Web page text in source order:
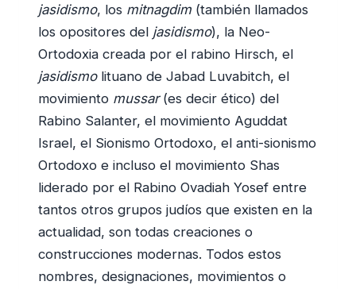
jasidismo, los mitnagdim (también llamados
los opositores del jasidismo), la Neo-
Ortodoxia creada por el rabino Hirsch, el
jasidismolituano de Jabad Luvabitch, el
movimiento mussar(es decir ético) del
Rabino Salanter, el movimiento Aguddat
Israel, el Sionismo Ortodoxo, el anti-sionismo
Ortodoxo e incluso el movimiento Shas
liderado por el Rabino Ovadiah Yosef entre
tantos otros grupos judíos que existen en la
actualidad, son todas creaciones o
construcciones modernas. Todos estos
nombres, designaciones, movimientos o